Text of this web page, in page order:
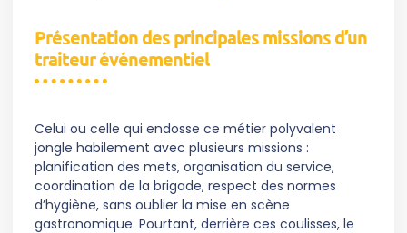
Présentation des principales missions d’un
traiteur événementiel
Celui ou celle qui endosse ce métier polyvalent
jongle habilement avec plusieurs missions :
planification des mets, organisation du service,
coordination de la brigade, respect des normes
d’hygiène, sans oublier la mise en scène
gastronomique. Pourtant, derrière ces coulisses, le